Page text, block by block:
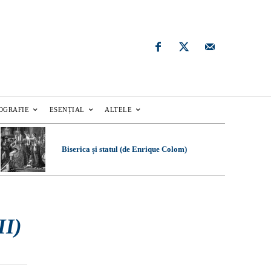
ESENȚIAL ALTELE
Biserica și statul (de Enrique Colom)